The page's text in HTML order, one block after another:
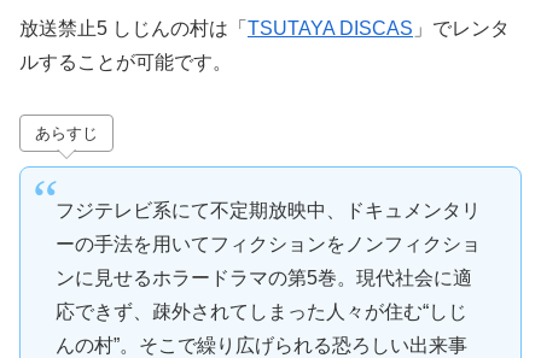
放送禁止5 しじんの村は「 TSUTAYA DISCAS 」でレンタ
ルすることが可能です。
あらすじ
フジテレビ系にて不定期放映中、ドキュメンタリ
ーの手法を用いてフィクションをノンフィクショ
ンに見せるホラードラマの第5巻。現代社会に適
応できず、疎外されてしまった人々が住む“しじ
んの村”。そこで繰り広げられる恐ろしい出来事